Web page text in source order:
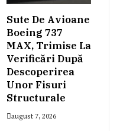
Sute De Avioane
Boeing 737
MAX, Trimise La
Verificări După
Descoperirea
Unor Fisuri
Structurale
august 7, 2026